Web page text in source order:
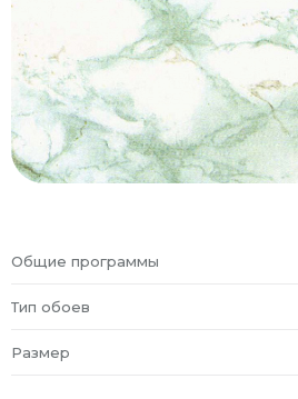
Общие программы
Тип обоев
Размер